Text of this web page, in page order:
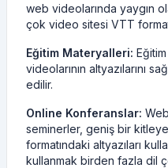
web videolarında yaygın
çok video sitesi VTT
Eğitim Materyalleri:
videolarının altyazılarını
edilir.
Online Konferanslar:
seminerler, geniş bir
formatındaki altyazıları
kullanmak birden fazla dil